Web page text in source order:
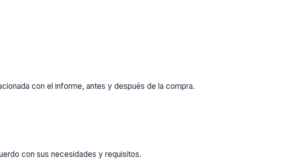
con el informe, antes y después de la compra.
con sus necesidades y requisitos.